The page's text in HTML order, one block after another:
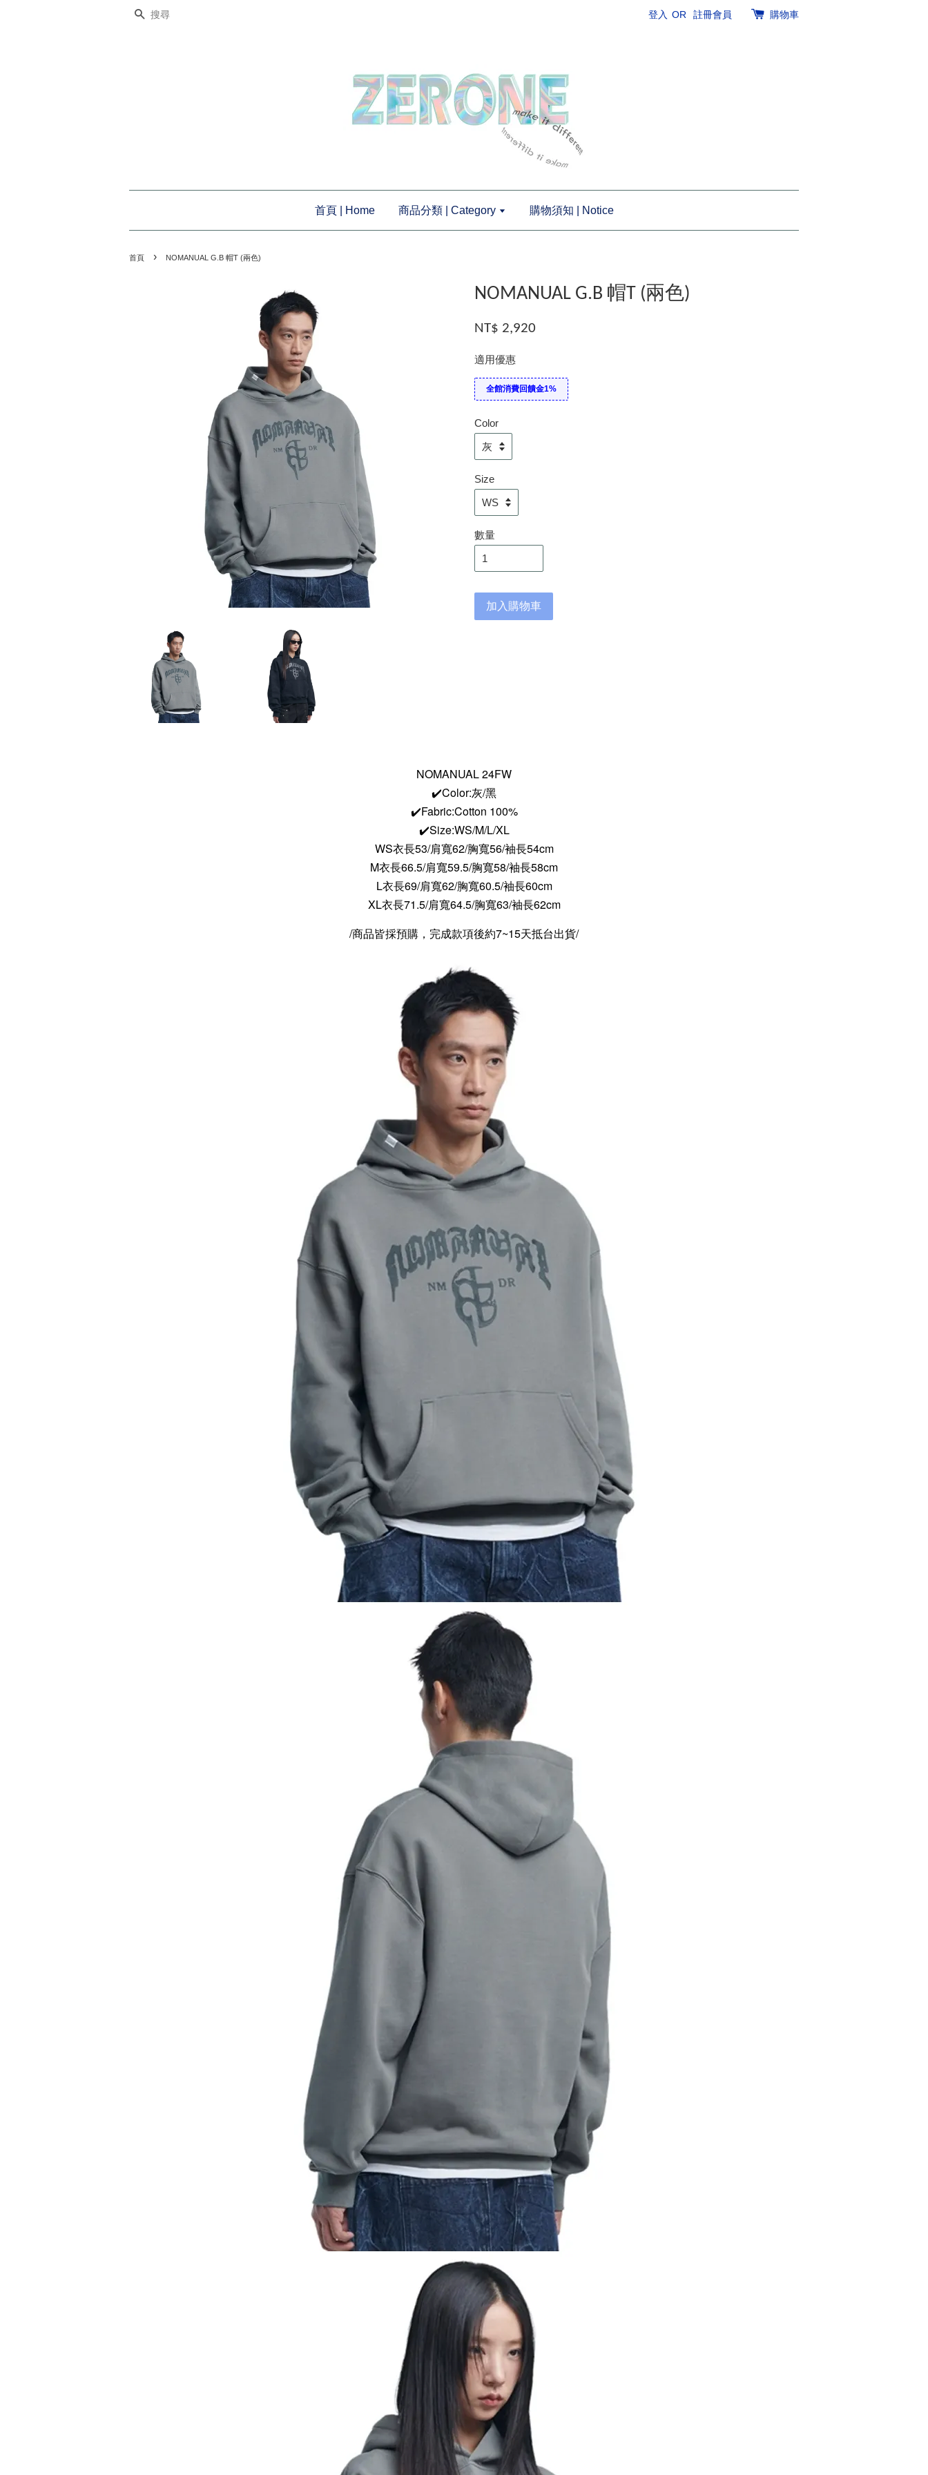
搜尋 登入 OR 註冊會員 購物車
首頁 | Home 商品分類 | Category 購物須知 | Notice
首頁 › NOMANUAL G.B 帽T (兩色)
NOMANUAL G.B 帽T (兩色)
NT$ 2,920
適用優惠
全館消費回饋金1%
Color
Size
數量
加入購物車
NOMANUAL 24FW
✔️Color:灰/黑
✔️Fabric:Cotton 100%
✔️Size:WS/M/L/XL
WS衣長53/肩寬62/胸寬56/袖長54cm
M衣長66.5/肩寬59.5/胸寬58/袖長58cm
L衣長69/肩寬62/胸寬60.5/袖長60cm
XL衣長71.5/肩寬64.5/胸寬63/袖長62cm
/商品皆採預購，完成款項後約7~15天抵台出貨/